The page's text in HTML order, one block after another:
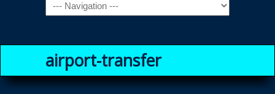
Navigation
airport-transfer